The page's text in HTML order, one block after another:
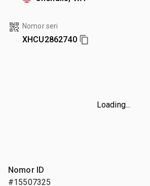
Nomor seri
XHCU2862740
Loading...
Nomor ID
#15507325